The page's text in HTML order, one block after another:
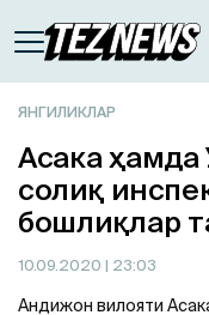
ЯНГИЛИКЛАР
Асака ҳамда
солиқ
бошлиқлар
10.09.2020 | 23:03
Андижон вилояти